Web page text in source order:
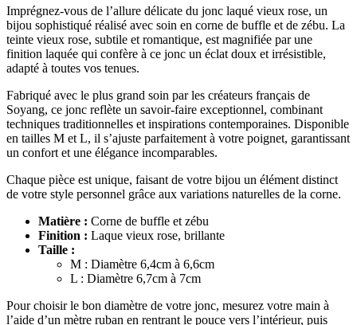
Imprégnez-vous de l’allure délicate du jonc laqué vieux rose, un
bijou sophistiqué réalisé avec soin en corne de buffle et de zébu. La
teinte vieux rose, subtile et romantique, est magnifiée par une
finition laquée qui confère à ce jonc un éclat doux et irrésistible,
adapté à toutes vos tenues.
Fabriqué avec le plus grand soin par les créateurs français de
Soyang, ce jonc reflète un savoir-faire exceptionnel, combinant
techniques traditionnelles et inspirations contemporaines. Disponible
en tailles M et L, il s’ajuste parfaitement à votre poignet, garantissant
un confort et une élégance incomparables.
Chaque pièce est unique, faisant de votre bijou un élément distinct
de votre style personnel grâce aux variations naturelles de la corne.
Matière : Corne de buffle et zébu
Finition : Laque vieux rose, brillante
Taille :
M : Diamètre 6,4cm à 6,6cm
L : Diamètre 6,7cm à 7cm
Pour choisir le bon diamètre de votre jonc, mesurez votre main à
l’aide d’un mètre ruban en rentrant le pouce vers l’intérieur, puis